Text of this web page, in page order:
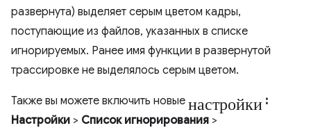
развернута) выделяет серым цветом кадры,
поступающие из файлов, указанных в списке
игнорируемых. Ранее имя функции в развернутой
трассировке не выделялось серым цветом.
Также вы можете включить новые настройки :
Настройки > Список игнорирования >